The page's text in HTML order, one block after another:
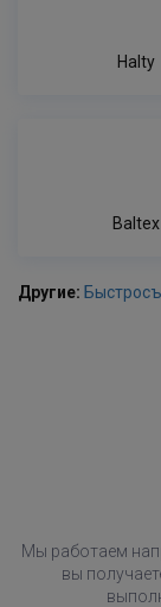
Halty
Baltex
Другие:
Мы работаем
вы